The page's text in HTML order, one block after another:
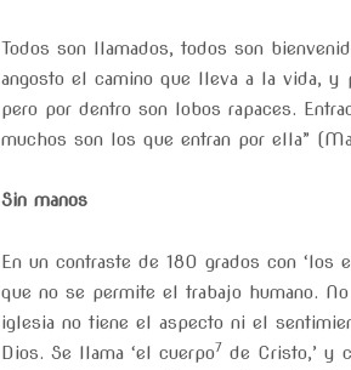
Todos son llamados, todos son
angosto el camino que lleva a la vida, y
pero por dentro son lobos rapaces.
muchos son los que entran por ella”
Sin manos
En un contraste de 180 grados con
que no se permite el trabajo humano.
iglesia no tiene el aspecto ni el
Dios. Se llama ‘el cuerpo7 de Cristo,’ y